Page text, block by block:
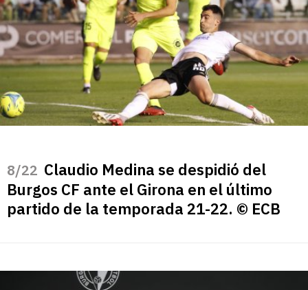
/22 Claudio Medina se despidió del
Burgos CF ante el Girona en el último
partido de la temporada 21-22. © ECB